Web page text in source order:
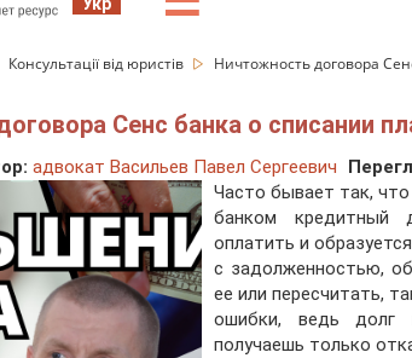
Консультації від юристів Ничтожность договора
Сенс банка о списании
адвокат Васильев Павел Сергеевич
Часто бывает так,
банком кредитный
оплатить и
с задолженностью,
ее или пересчитать,
ошибки, ведь
получаешь только